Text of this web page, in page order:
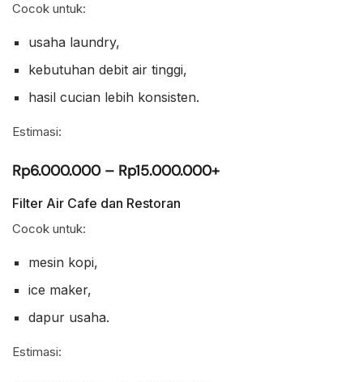
Cocok untuk:
usaha laundry,
kebutuhan debit air tinggi,
hasil cucian lebih konsisten.
Estimasi:
Rp6.000.000 – Rp15.000.000+
Filter Air Cafe dan Restoran
Cocok untuk:
mesin kopi,
ice maker,
dapur usaha.
Estimasi: